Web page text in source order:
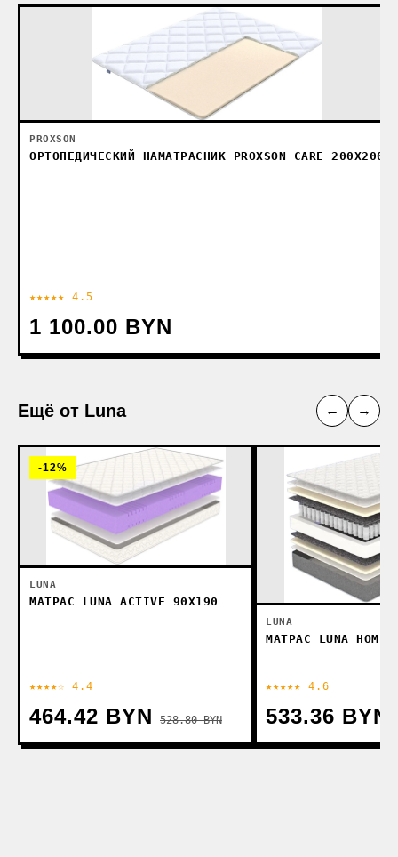
PROXSON
ОРТОПЕДИЧЕСКИЙ НАМАТРАСНИК PROXSON CARE 200X200
★★★★★ 4.5
1 100.00 BYN
Ещё от Luna ← →
-12%
LUNA
МАТРАС LUNA ACTIVE 90X190
★★★★☆ 4.4
464.42 BYN 528.80 BYN
LUNA
МАТРАС LUNA HOME
★★★★★ 4.6
533.36 BYN